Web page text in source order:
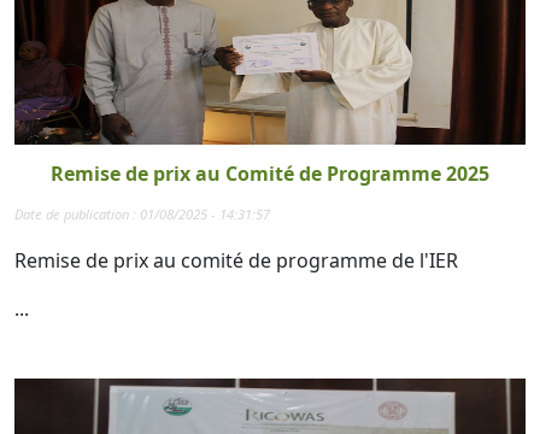
Remise de prix au Comité de Programme 2025
Date de publication : 01/08/2025 - 14:31:57
Remise de prix au comité de programme de l'IER
...